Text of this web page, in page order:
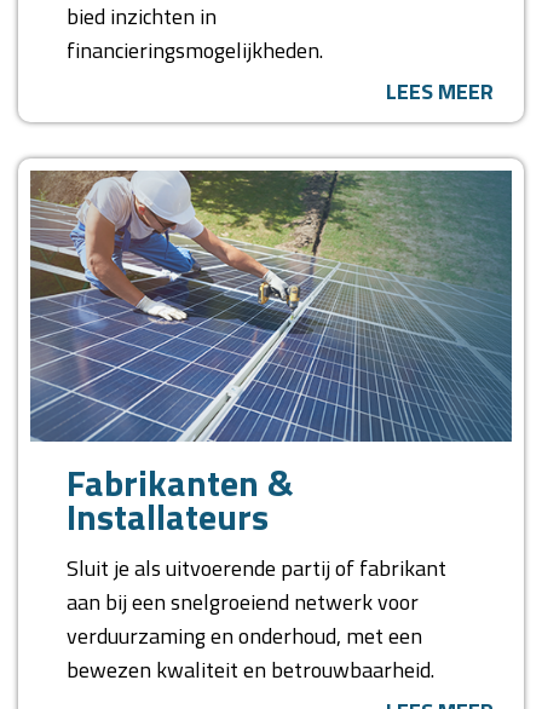
bied inzichten in
financieringsmogelijkheden.
LEES MEER
Fabrikanten &
Installateurs
Sluit je als uitvoerende partij of fabrikant
aan bij een snelgroeiend netwerk voor
verduurzaming en onderhoud, met een
bewezen kwaliteit en betrouwbaarheid.